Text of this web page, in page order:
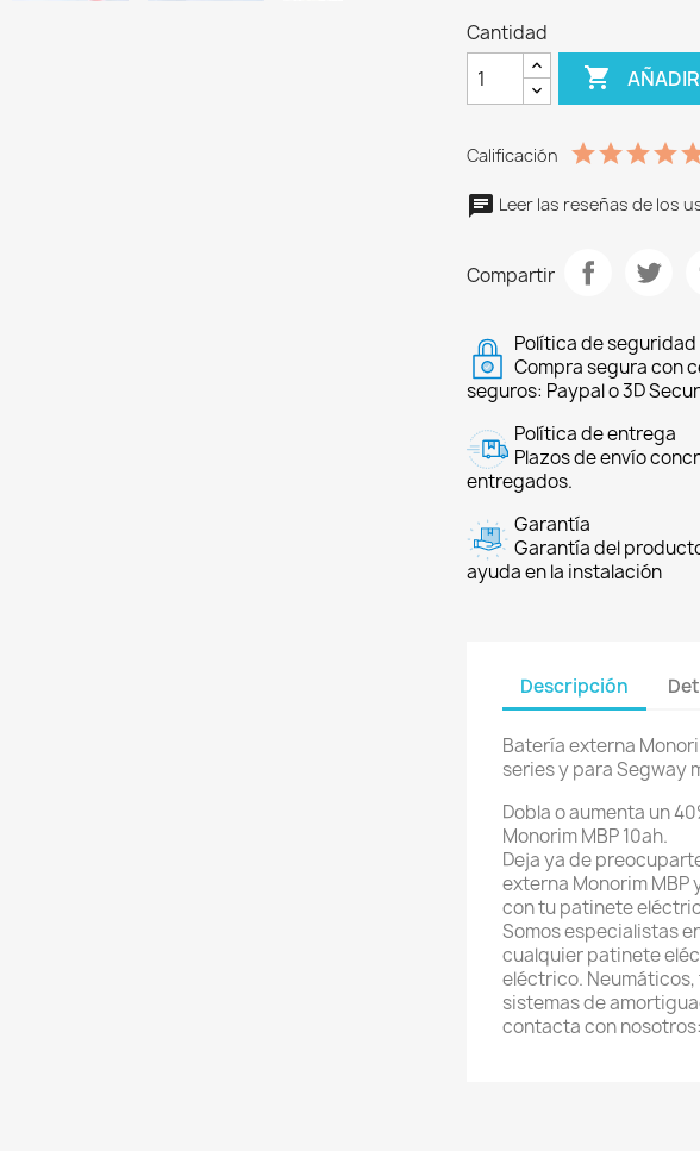
Cantidad

Calificación
Leer las reseñas de los
Compartir
Política de seguridad
Compra segura con
seguros: Paypal o 3D
Política de entrega
Plazos de envío
entregados.
Garantía
Garantía del
ayuda en la instalación
Descripción
Batería externa
series y para Segway
Dobla o aumenta un
Monorim MBP 10ah.
Deja ya de
externa Monorim
con tu patinete
Somos especialistas
cualquier patinete
eléctrico.
sistemas de
contacta con